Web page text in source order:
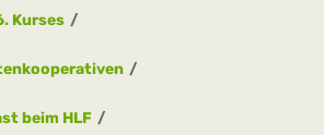
Kurses
beim HLF